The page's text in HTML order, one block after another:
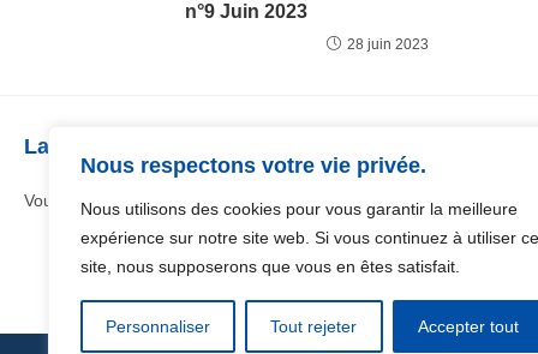
Nous respectons votre vie privée.
Nous utilisons des cookies pour vous garantir la meilleure
expérience sur notre site web. Si vous continuez à utiliser ce
site, nous supposerons que vous en êtes satisfait.
Personnaliser Tout rejeter Accepter tout
n°9 Juin 2023
28 juin 2023
Laisser un commentaire
Vous devez être connecté pour publier un commentaire.